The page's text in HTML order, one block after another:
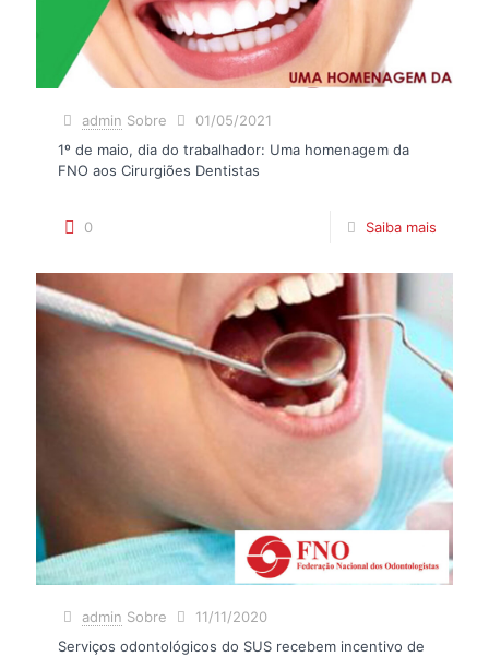
admin Sobre
01/05/2021
1º de maio, dia do trabalhador: Uma homenagem da
FNO aos Cirurgiões Dentistas
0 Saiba mais
admin Sobre
11/11/2020
Serviços odontológicos do SUS recebem incentivo de